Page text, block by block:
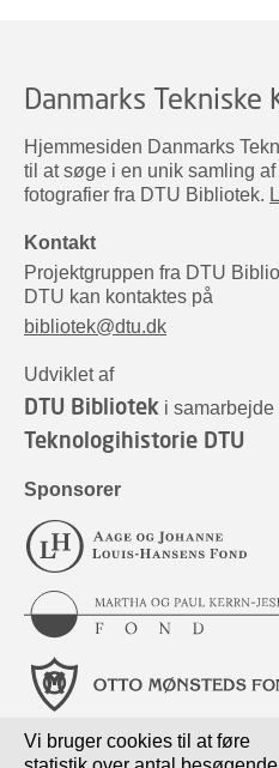
Danmarks Tekniske
Hjemmesiden Danmarks
til at søge i en unik samling
fotografier fra DTU Bibliotek.
Kontakt
Projektgruppen fra DTU
DTU kan kontaktes på
bibliotek@dtu.dk
Udviklet af
DTU Bibliotek i samarbejde
Teknologihistorie DTU
Sponsorer
Vi bruger cookies til at føre